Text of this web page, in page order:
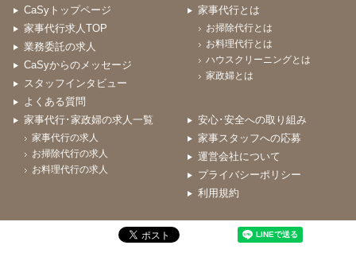
CaSyトップページ
家事代行求人TOP
業務委託の求人
CaSyからのメッセージ
スタッフインタビュー
よくある質問
家事代行とは
お掃除代行とは
お料理代行とは
ハウスクリーニングとは
家政婦とは
家事代行･家政婦の求人一覧
家事代行の求人
お掃除代行の求人
お料理代行の求人
安心･安全への取り組み
家事スタッフへの応募
運営会社について
プライバシーポリシー
利用規約